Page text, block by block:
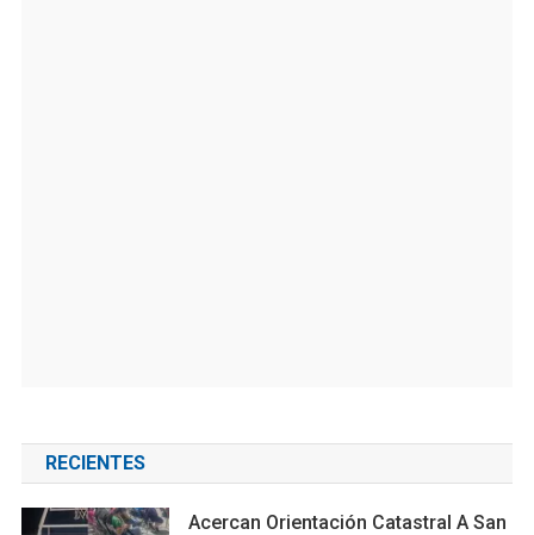
RECIENTES
Acercan Orientación Catastral A San